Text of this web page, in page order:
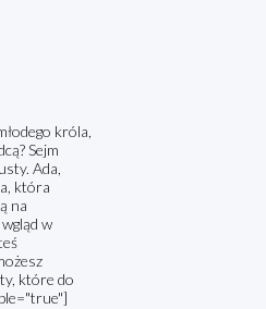
króla,
Sejm
Ada,
która
na
w
które do